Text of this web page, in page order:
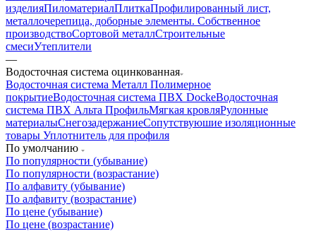
изделияПиломатериалПлиткаПрофилированный лист,
металлочерепица, доборные элементы. Собственное
производствоСортовой металлСтроительные
смесиУтеплители
—
Водосточная система оцинкованная
Водосточная система Металл Полимерное
покрытиеВодосточная система ПВХ DockeВодосточная
система ПВХ Альта ПрофильМягкая кровляРулонные
материалыСнегозадержаниеСопутствуюшие изоляционные
товары Уплотнитель для профиля
По умолчанию
По популярности (убывание)
По популярности (возрастание)
По алфавиту (убывание)
По алфавиту (возрастание)
По цене (убывание)
По цене (возрастание)